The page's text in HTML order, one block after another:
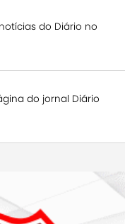
do Diário no
do jornal Diário